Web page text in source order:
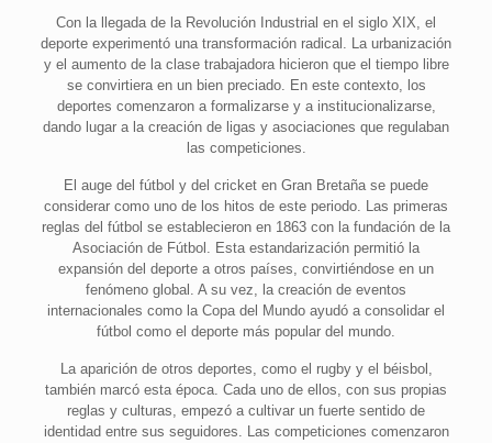
Con la llegada de la Revolución Industrial en el siglo XIX, el
deporte experimentó una transformación radical. La urbanización
y el aumento de la clase trabajadora hicieron que el tiempo libre
se convirtiera en un bien preciado. En este contexto, los
deportes comenzaron a formalizarse y a institucionalizarse,
dando lugar a la creación de ligas y asociaciones que regulaban
las competiciones.
El auge del fútbol y del cricket en Gran Bretaña se puede
considerar como uno de los hitos de este periodo. Las primeras
reglas del fútbol se establecieron en 1863 con la fundación de la
Asociación de Fútbol. Esta estandarización permitió la
expansión del deporte a otros países, convirtiéndose en un
fenómeno global. A su vez, la creación de eventos
internacionales como la Copa del Mundo ayudó a consolidar el
fútbol como el deporte más popular del mundo.
La aparición de otros deportes, como el rugby y el béisbol,
también marcó esta época. Cada uno de ellos, con sus propias
reglas y culturas, empezó a cultivar un fuerte sentido de
identidad entre sus seguidores. Las competiciones comenzaron